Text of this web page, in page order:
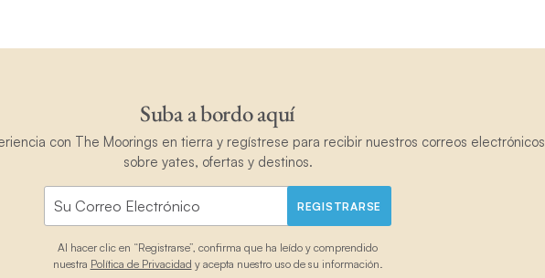
Suba a bordo aquí
con The Moorings en tierra y regístrese para recibir nuestros correos electrónicos
sobre yates, ofertas y destinos.
REGISTRARSE
Al hacer clic en “Registrarse”, confirma que ha leído y comprendido
nuestra Política de Privacidad y acepta nuestro uso de su información.